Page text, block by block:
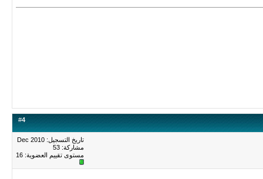
#4
تاريخ التسجيل: Dec 2010
مشاركة: 53
مستوى تقييم العضوية: 16